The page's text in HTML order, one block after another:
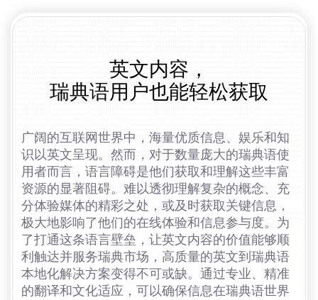
英文内容，
瑞典语用户也能轻松获取
广阔的互联网世界中，海量优质信息、娱乐和知
识以英文呈现。然而，对于数量庞大的瑞典语使
用者而言，语言障碍是他们获取和理解这些丰富
资源的显著阻碍。难以透彻理解复杂的概念、充
分体验媒体的精彩之处，或及时获取关键信息，
极大地影响了他们的在线体验和信息参与度。为
了打通这条语言壁垒，让英文内容的价值能够顺
利触达并服务瑞典市场，高质量的英文到瑞典语
本地化解决方案变得不可或缺。通过专业、精准
的翻译和文化适应，可以确保信息在瑞典语世界